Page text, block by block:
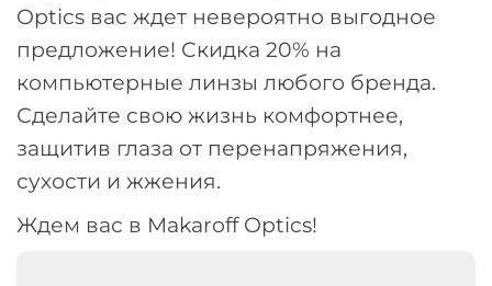
Optics вас ждет невероятно выгодное
предложение! Скидка 20% на
компьютерные линзы любого бренда.
Сделайте свою жизнь комфортнее,
защитив глаза от перенапряжения,
сухости и жжения.
Ждем вас в Makaroff Optics!